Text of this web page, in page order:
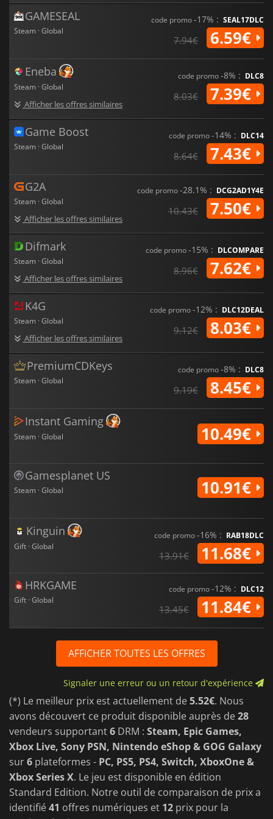
GAMESEAL
Steam · Global
code promo-17% : SEAL17DLC
7.94€ 6.59€
Eneba
Steam · Global
Afficher les offres similaires
code promo-8% : DLC8
8.03€ 7.39€
Game Boost
Steam · Global
code promo-14% : DLC14
8.64€ 7.43€
G2A
Steam · Global
Afficher les offres similaires
code promo-28.1% : DCG2AD1Y4E
10.43€ 7.50€
Difmark
Steam · Global
Afficher les offres similaires
code promo-15% : DLCOMPARE
8.96€ 7.62€
K4G
Steam · Global
Afficher les offres similaires
code promo-12% : DLC12DEAL
9.12€ 8.03€
PremiumCDKeys
Steam · Global
code promo-8% : DLC8
9.19€ 8.45€
Instant Gaming
Steam · Global 10.49€
Gamesplanet US
Steam · Global 10.91€
Kinguin
Gift · Global
code promo-16% : RAB18DLC
13.91€ 11.68€
HRKGAME
Gift · Global
code promo-12% : DLC12
13.45€ 11.84€
AFFICHER TOUTES LES OFFRES
Signaler une erreur ou un retour d'expérience
(*) Le meilleur prix est actuellement de5.52€. Nous
avons découvert ce produit disponible auprès de28
vendeurs supportant6 DRM : Steam, Epic Games,
Xbox Live, Sony PSN, Nintendo eShop & GOG Galaxy
sur6 plateformes - PC, PS5, PS4, Switch, XboxOne &
Xbox Series X. Le jeu est disponible en édition
Standard Edition. Notre outil de comparaison de prix a
identifié41 offres numériques et 12 prix pour la